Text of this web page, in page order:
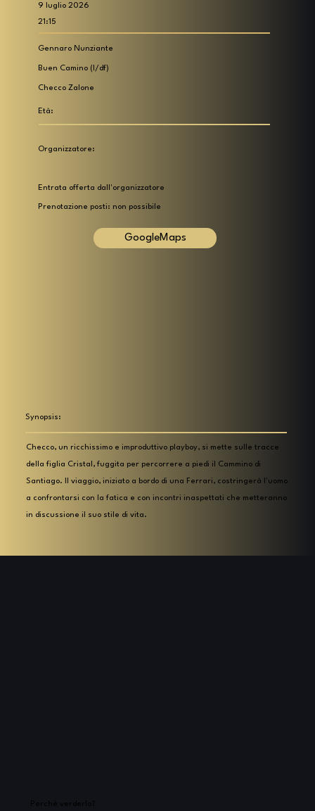
9 luglio 2026
21:15
Entrata offerta dall'organizzatore
Gennaro Nunziante
Buen Camino (I/df)
Checco Zalone
Età:
Organizzatore:
Prenotazione posti: non possibile
GoogleMaps
Synopsis:
Checco, un ricchissimo e improduttivo playboy, si mette sulle tracce
della figlia Cristal, fuggita per percorrere a piedi il Cammino di
Santiago. Il viaggio, iniziato a bordo di una Ferrari, costringerà l'uomo
a confrontarsi con la fatica e con incontri inaspettati che metteranno
in discussione il suo stile di vita.
Perchè verderlo?